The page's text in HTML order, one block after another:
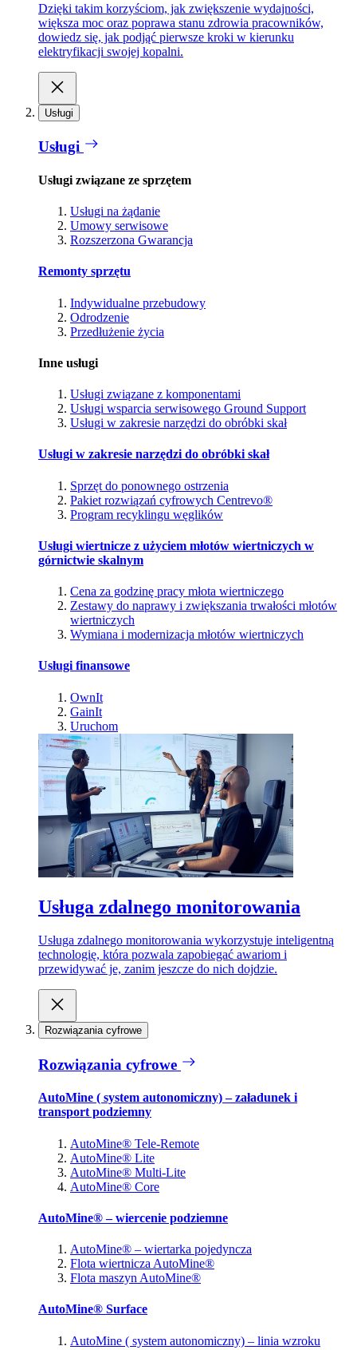
Dzięki takim korzyściom, jak zwiększenie wydajności,
większa moc oraz poprawa stanu zdrowia pracowników,
dowiedz się, jak podjąć pierwsze kroki w kierunku
elektryfikacji swojej kopalni.
Usługi
Usługi
Usługi związane ze sprzętem
Usługi na żądanie
Umowy serwisowe
Rozszerzona Gwarancja
Remonty sprzętu
Indywidualne przebudowy
Odrodzenie
Przedłużenie życia
Inne usługi
Usługi związane z komponentami
Usługi wsparcia serwisowego Ground Support
Usługi w zakresie narzędzi do obróbki skał
Usługi w zakresie narzędzi do obróbki skał
Sprzęt do ponownego ostrzenia
Pakiet rozwiązań cyfrowych Centrevo®
Program recyklingu węglików
Usługi wiertnicze z użyciem młotów wiertniczych w
górnictwie skalnym
Cena za godzinę pracy młota wiertniczego
Zestawy do naprawy i zwiększania trwałości młotów
wiertniczych
Wymiana i modernizacja młotów wiertniczych
Usługi finansowe
OwnIt
GainIt
Uruchom
Usługa zdalnego monitorowania
Usługa zdalnego monitorowania wykorzystuje inteligentną
technologię, która pozwala zapobiegać awariom i
przewidywać je, zanim jeszcze do nich dojdzie.
Rozwiązania cyfrowe
Rozwiązania cyfrowe
AutoMine ( system autonomiczny) – załadunek i
transport podziemny
AutoMine® Tele-Remote
AutoMine® Lite
AutoMine® Multi-Lite
AutoMine® Core
AutoMine® – wiercenie podziemne
AutoMine® – wiertarka pojedyncza
Flota wiertnicza AutoMine®
Flota maszyn AutoMine®
AutoMine® Surface
AutoMine ( system autonomiczny) – linia wzroku